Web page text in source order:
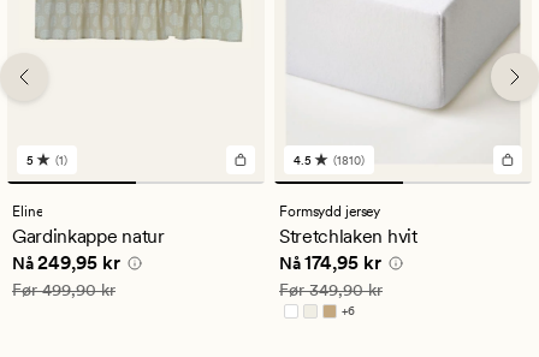
1
anmeldelser
med
en
gjennomsnittlig
vurdering
på
5
5 (1)
Eline
Gardinkappe natur
Nåværende pris
Nå249,95 kr
Vanlig pris 499,90 kr
Før499,90 kr
1810
anmeldelser
med
en
gjennomsnittlig
vurdering
på
4.5
4.5 (1810)
Formsydd jersey
Stretchlaken hvit
Nåværende pris
Nå174,95 kr
Vanlig pris 349,90 kr
Før349,90 kr
+6
Tilgjengelig i flere farger